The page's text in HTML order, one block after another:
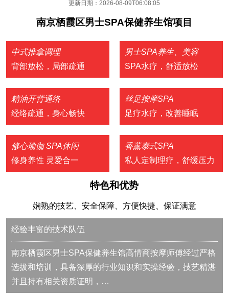
更新日期：2026-08-09T06:08:05
南京栖霞区男士SPA保健养生馆项目
中式推拿调理
背部放松，局部疏通
男士SPA养生、美容
SPA水疗，舒适放松
精油开背通络
经络疏通，身心畅快
丝足按摩SPA
足疗水疗，改善睡眠
修心瑜伽 SPA休闲
修身养性 灵爱合一
香薰泰式SPA
私人定制理疗，舒缓压力
特色和优势
娴熟的技艺、安全保障、方便快捷、保证满意
经验丰富的技术队伍
南京栖霞区男士SPA保健养生馆高情商按摩师傅经过严格
选拔和培训，具备深厚的行业知识和实操经验，技艺精湛
并且持有相关资质证明，…